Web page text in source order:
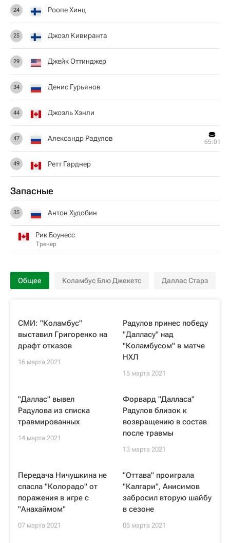
24 Роопе Хинц
25 Джоэл Кивиранта
29 Джейк Оттинджер
34 Денис Гурьянов
44 Джоэль Хэнли
47 Александр Радулов 65:01
49 Ретт Гарднер
Запасные
35 Антон Худобин
Рик Боунесс
Тренер
Общее Коламбус Блю Джекетс Даллас Старз
СМИ: "Коламбус"
выставил Григоренко на
драфт отказов
16 марта 2021
Радулов принес победу
"Далласу" над
"Коламбусом" в матче
НХЛ
15 марта 2021
"Даллас" вывел
Радулова из списка
травмированных
14 марта 2021
Форвард "Далласа"
Радулов близок к
возвращению в состав
после травмы
13 марта 2021
Передача Ничушкина не
спасла "Колорадо" от
поражения в игре с
"Анахаймом"
07 марта 2021
"Оттава" проиграла
"Калгари", Анисимов
забросил вторую шайбу
в сезоне
05 марта 2021